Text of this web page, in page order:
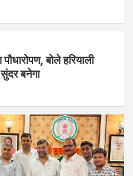
बोले हरियाली
बनेगा